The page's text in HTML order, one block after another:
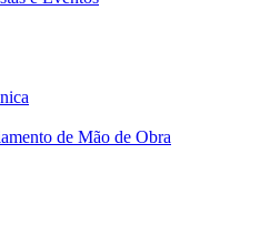
de Mão de Obra